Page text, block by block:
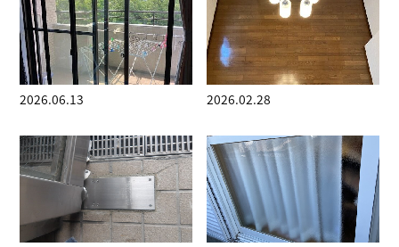
2026.06.13 2026.02.28